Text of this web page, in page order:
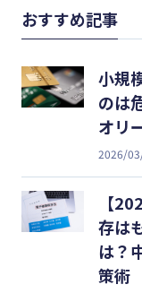
おすすめ記事
小規
のは
オリ
2026/
【
存は
は？
策術